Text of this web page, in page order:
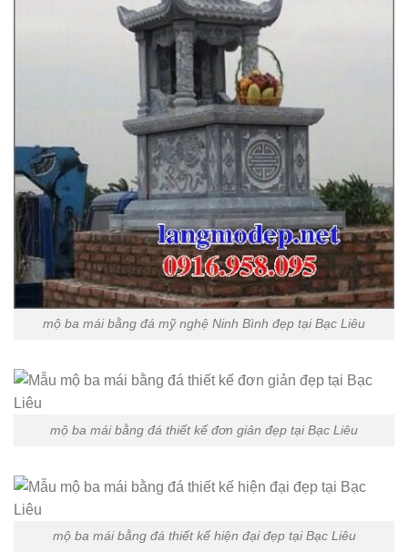
mộ ba mái bằng đá mỹ nghệ Ninh Bình đẹp tại Bạc Liêu
mộ ba mái bằng đá thiết kế đơn giản đẹp tại Bạc Liêu
mộ ba mái bằng đá thiết kế hiện đại đẹp tại Bạc Liêu